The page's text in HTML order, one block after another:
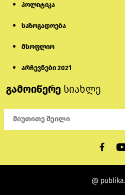
აზერბაიჯანში
საბაბით 9
რუსეთმა
პოლიტიკა
საზოგადოება
მსოფლიო
არჩევნები 2021
გამოიწერე სიახლე
@